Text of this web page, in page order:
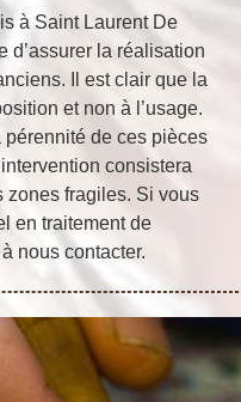
à Saint Laurent De
d’assurer la réalisation
Il est clair que la
et non à l’usage.
pérennité de ces pièces
consistera
zones fragiles. Si vous
en traitement de
nous contacter.